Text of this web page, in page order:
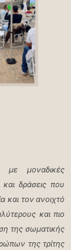
με μοναδικές
και δράσεις που
και τον ανοιχτό
και πιο
της σωματικής
της τρίτης